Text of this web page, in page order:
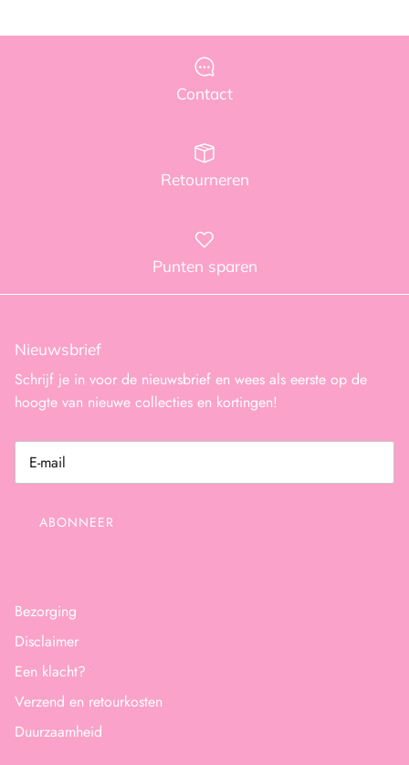
Contact
Retourneren
Punten sparen
Nieuwsbrief
Schrijf je in voor de nieuwsbrief en wees als eerste op de
hoogte van nieuwe collecties en kortingen!
ABONNEER
Bezorging
Disclaimer
Een klacht?
Verzend en retourkosten
Duurzaamheid